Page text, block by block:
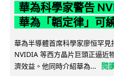
華為科學家警告
華為「韜定律」可
華為半導體首席科學家廖恒罕
NVIDIA 等西方晶片巨頭正逼近
濟效益。他同時介紹華為...
閱